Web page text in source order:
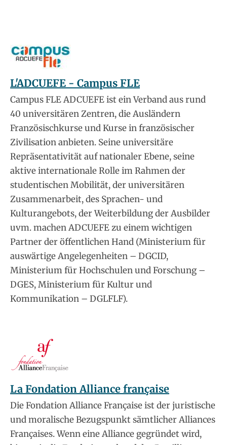
L'ADCUEFE - Campus FLE
Campus FLE ADCUEFE ist ein Verband aus rund
40 universitären Zentren, die Ausländern
Französischkurse und Kurse in französischer
Zivilisation anbieten. Seine universitäre
Repräsentativität auf nationaler Ebene, seine
aktive internationale Rolle im Rahmen der
studentischen Mobilität, der universitären
Zusammenarbeit, des Sprachen- und
Kulturangebots, der Weiterbildung der Ausbilder
uvm. machen ADCUEFE zu einem wichtigen
Partner der öffentlichen Hand (Ministerium für
auswärtige Angelegenheiten – DGCID,
Ministerium für Hochschulen und Forschung –
DGES, Ministerium für Kultur und
Kommunikation – DGLFLF).
La Fondation Alliance française
Die Fondation Alliance Française ist der juristische
und moralische Bezugspunkt sämtlicher Alliances
Françaises. Wenn eine Alliance gegründet wird,